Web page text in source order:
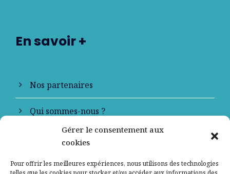
Gérer le consentement aux
cookies
Pour offrir les meilleures expériences, nous utilisons des technologies
En savoir +
Nos partenaires
Qui sommes-nous ?
Contactez-nous
Mentions légales